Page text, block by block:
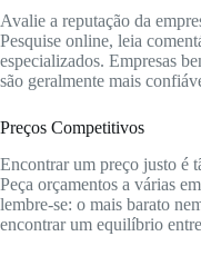
Avalie a reputação da
Pesquise online, leia
especializados. Empresas
são geralmente mais
Preços Competitivos
Encontrar um preço justo é
Peça orçamentos a várias
lembre-se: o mais barato
encontrar um equilíbrio